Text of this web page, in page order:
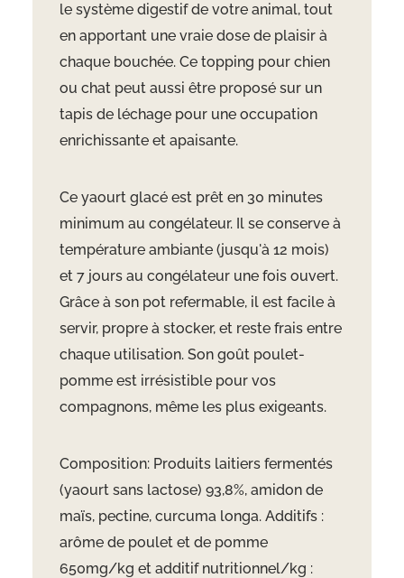
le système digestif de votre animal, tout
en apportant une vraie dose de plaisir à
chaque bouchée. Ce topping pour chien
ou chat peut aussi être proposé sur un
tapis de léchage pour une occupation
enrichissante et apaisante.
Ce yaourt glacé est prêt en 30 minutes
minimum au congélateur. Il se conserve à
température ambiante (jusqu'à 12 mois)
et 7 jours au congélateur une fois ouvert.
Grâce à son pot refermable, il est facile à
servir, propre à stocker, et reste frais entre
chaque utilisation. Son goût poulet-
pomme est irrésistible pour vos
compagnons, même les plus exigeants.
Composition: Produits laitiers fermentés
(yaourt sans lactose) 93,8%, amidon de
maïs, pectine, curcuma longa. Additifs :
arôme de poulet et de pomme
650mg/kg et additif nutritionnel/kg :